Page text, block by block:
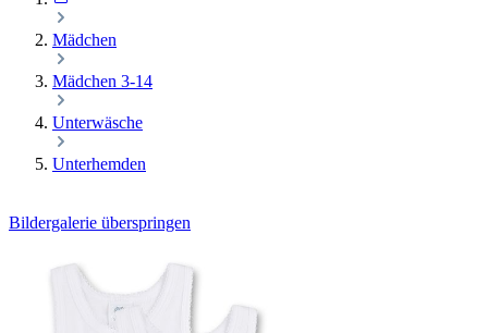
Mädchen
Mädchen 3-14
Unterwäsche
Unterhemden
Bildergalerie überspringen